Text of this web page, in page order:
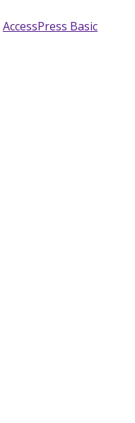
AccessPress Basic